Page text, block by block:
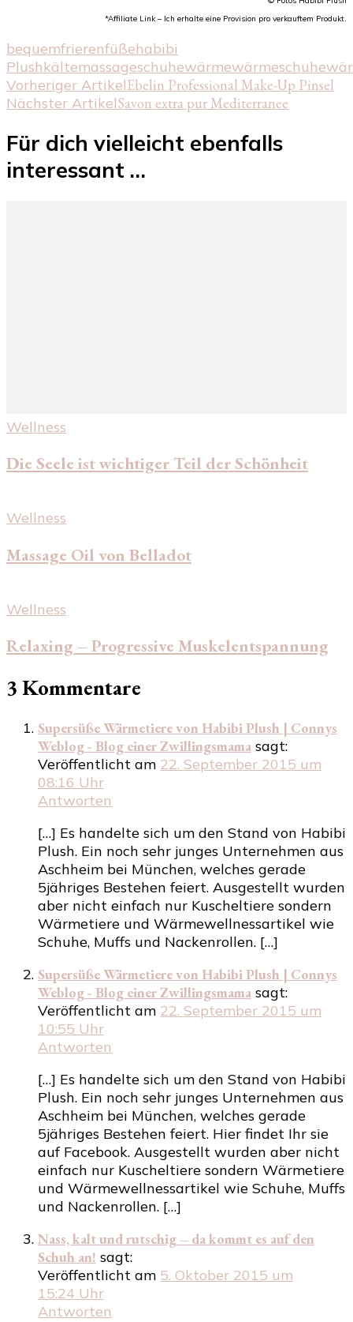
*Affiliate Link – Ich erhalte eine Provision pro verkauftem Produkt.
bequemfrierenfüßehabibi
Plushkältemassageschuhewärmewärmeschuhe
Beitragsnavigation
Vorheriger ArtikelEbelin Professional Make-Up Pinsel
Nächster ArtikelSavon extra pur Mediterranee
Für dich vielleicht ebenfalls
interessant …
Wellness
Die Seele ist wichtiger Teil der Schönheit
Wellness
Massage Oil von Belladot
Wellness
Relaxing – Progressive Muskelentspannung
3 Kommentare
Supersüße Wärmetiere von Habibi Plush | Connys
Weblog - Blog einer Zwillingsmama sagt:
Veröffentlicht am 22. September 2015 um
08:16 Uhr
Antworten
[…] Es handelte sich um den Stand von Habibi
Plush. Ein noch sehr junges Unternehmen aus
Aschheim bei München, welches gerade
5jähriges Bestehen feiert. Ausgestellt wurden
aber nicht einfach nur Kuscheltiere sondern
Wärmetiere und Wärmewellnessartikel wie
Schuhe, Muffs und Nackenrollen. […]
Supersüße Wärmetiere von Habibi Plush | Connys
Weblog - Blog einer Zwillingsmama sagt:
Veröffentlicht am 22. September 2015 um
10:55 Uhr
Antworten
[…] Es handelte sich um den Stand von Habibi
Plush. Ein noch sehr junges Unternehmen aus
Aschheim bei München, welches gerade
5jähriges Bestehen feiert. Hier findet Ihr sie
auf Facebook. Ausgestellt wurden aber nicht
einfach nur Kuscheltiere sondern Wärmetiere
und Wärmewellnessartikel wie Schuhe, Muffs
und Nackenrollen. […]
Nass, kalt und rutschig – da kommt es auf den
Schuh an! sagt:
Veröffentlicht am 5. Oktober 2015 um
15:24 Uhr
Antworten